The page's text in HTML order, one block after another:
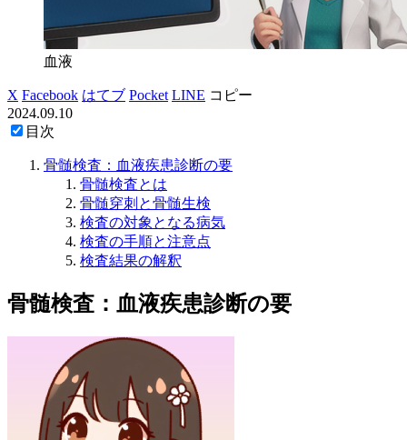
血液
X Facebook はてブ Pocket LINE コピー
2024.09.10
目次
骨髄検査：血液疾患診断の要
骨髄検査とは
骨髄穿刺と骨髄生検
検査の対象となる病気
検査の手順と注意点
検査結果の解釈
骨髄検査：血液疾患診断の要